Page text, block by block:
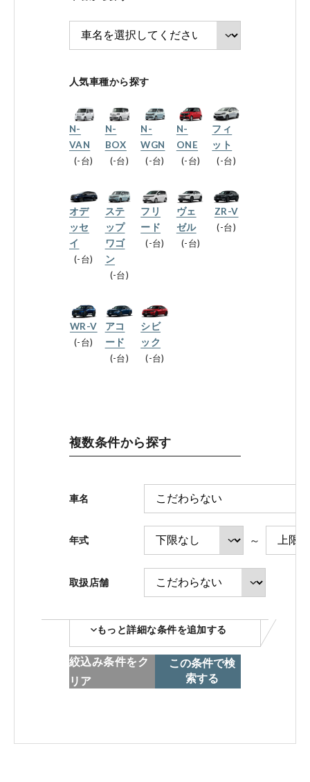
法人のお客様へ
健康経営の取り組み
お引越しのお客様へ
サイトご利用にあたって
プライバシーポリシー
中古車在庫検索 トップページ
コーポレートサイト
点検・整備のご予約
各店舗へのお問い合わせ
人気車種から探す
N-
VAN
-台
N-
BOX
-台
N-
WGN
-台
N-
ONE
-台
フィ
ット
-台
オデ
ッセ
イ
-台
ステ
ップ
ワゴ
ン
-台
フリ
ード
-台
ヴェ
ゼル
-台
ZR-V
-台
WR-V
-台
アコ
ード
-台
シビ
ック
-台
複数条件から探す
車名
年式 ～
取扱店舗
もっと詳細な条件を追加する
絞込み条件をク
リア
この条件で検
索する